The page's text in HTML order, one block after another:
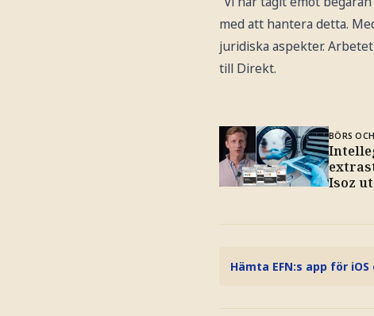
med att hantera detta.
juridiska aspekter.
till Direkt.
BÖRS
Isoz
Hämta EFN:s app för